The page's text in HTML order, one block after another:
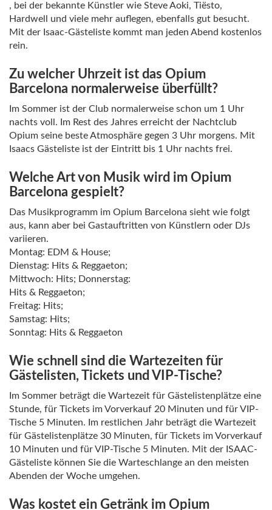
, bei der bekannte Künstler wie Steve Aoki, Tiësto,
Hardwell und viele mehr auflegen, ebenfalls gut besucht.
Mit der Isaac-Gästeliste kommt man jeden Abend kostenlos
rein.
Zu welcher Uhrzeit ist das Opium
Barcelona normalerweise überfüllt?
Im Sommer ist der Club normalerweise schon um 1 Uhr
nachts voll. Im Rest des Jahres erreicht der Nachtclub
Opium seine beste Atmosphäre gegen 3 Uhr morgens. Mit
Isaacs Gästeliste ist der Eintritt bis 1 Uhr nachts frei.
Welche Art von Musik wird im Opium
Barcelona gespielt?
Das Musikprogramm im Opium Barcelona sieht wie folgt
aus, kann aber bei Gastauftritten von Künstlern oder DJs
variieren.
Montag: EDM & House;
Dienstag: Hits & Reggaeton;
Mittwoch: Hits; Donnerstag:
Hits & Reggaeton;
Freitag: Hits;
Samstag: Hits;
Sonntag: Hits & Reggaeton
Wie schnell sind die Wartezeiten für
Gästelisten, Tickets und VIP-Tische?
Im Sommer beträgt die Wartezeit für Gästelistenplätze eine
Stunde, für Tickets im Vorverkauf 20 Minuten und für VIP-
Tische 5 Minuten. Im restlichen Jahr beträgt die Wartezeit
für Gästelistenplätze 30 Minuten, für Tickets im Vorverkauf
10 Minuten und für VIP-Tische 5 Minuten. Mit der ISAAC-
Gästeliste können Sie die Warteschlange an den meisten
Abenden der Woche umgehen.
Was kostet ein Getränk im Opium